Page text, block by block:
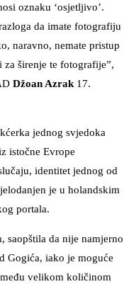
oznaku ‘osjetljivo’.
da imate fotografiju
naravno, nemate pristup
širenje te fotografije”,
Džoan Azrak 17.
jednog svjedoka
istočne Evrope
identitet jednog od
je u holandskim
portala.
saopštila da nije namjerno
Gogića, iako je moguće
među velikom količinom